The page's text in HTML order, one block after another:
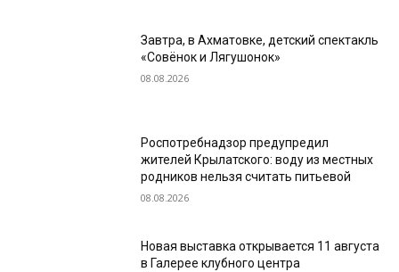
Завтра, в Ахматовке, детский спектакль
«Совёнок и Лягушонок»
08.08.2026
Роспотребнадзор предупредил
жителей Крылатского: воду из местных
родников нельзя считать питьевой
08.08.2026
Новая выставка открывается 11 августа
в Галерее клубного центра